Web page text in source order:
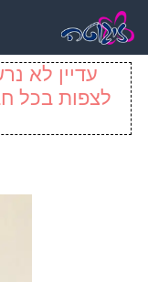
עדיין לא
לצפות בכל